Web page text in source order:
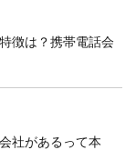
徴は？携帯電話会
社があるって本